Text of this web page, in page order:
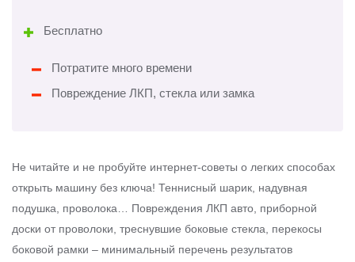
Бесплатно
Потратите много времени
Повреждение ЛКП, стекла или замка
Не читайте и не пробуйте интернет-советы о легких способах
открыть машину без ключа! Теннисный шарик, надувная
подушка, проволока… Повреждения ЛКП авто, приборной
доски от проволоки, треснувшие боковые стекла, перекосы
боковой рамки – минимальный перечень результатов